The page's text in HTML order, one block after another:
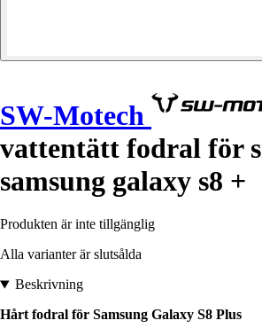
SW-Motech
vattentätt fodral för
samsung galaxy s8 +
Produkten är inte tillgänglig
Alla varianter är slutsålda
Beskrivning
Hårt fodral för Samsung Galaxy S8 Plus